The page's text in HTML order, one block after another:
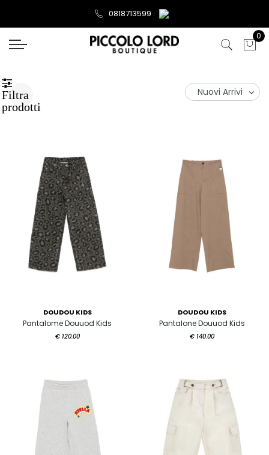
0818713599
0
Filtra
prodotti
DOUDOU KIDS
Pantalome Douuod Kids
€ 120.00
DOUDOU KIDS
Pantalone Douuod Kids
€ 140.00